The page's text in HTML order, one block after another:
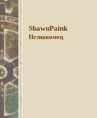
ShawnPaink
Незнакомец